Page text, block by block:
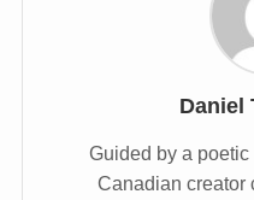
Daniel
Guided by a
Canadian creator